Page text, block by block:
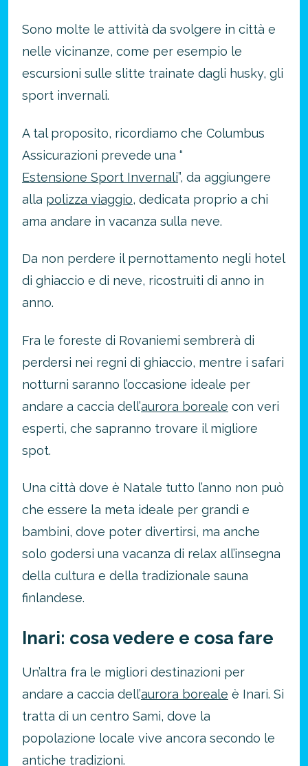
Sono molte le attività da svolgere in città e
nelle vicinanze, come per esempio le
escursioni sulle slitte trainate dagli husky, gli
sport invernali.
A tal proposito, ricordiamo che Columbus
Assicurazioni prevede una “
Estensione Sport Invernali”, da aggiungere
alla polizza viaggio, dedicata proprio a chi
ama andare in vacanza sulla neve.
Da non perdere il pernottamento negli hotel
di ghiaccio e di neve, ricostruiti di anno in
anno.
Fra le foreste di Rovaniemi sembrerà di
perdersi nei regni di ghiaccio, mentre i safari
notturni saranno l’occasione ideale per
andare a caccia dell’aurora boreale con veri
esperti, che sapranno trovare il migliore
spot.
Una città dove è Natale tutto l’anno non può
che essere la meta ideale per grandi e
bambini, dove poter divertirsi, ma anche
solo godersi una vacanza di relax all’insegna
della cultura e della tradizionale sauna
finlandese.
Inari: cosa vedere e cosa fare
Un’altra fra le migliori destinazioni per
andare a caccia dell’aurora boreale è Inari. Si
tratta di un centro Sami, dove la
popolazione locale vive ancora secondo le
antiche tradizioni.